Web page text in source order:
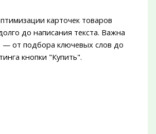
карточек товаров
до написания текста. Важна
— от подбора ключевых слов до
кнопки "Купить".